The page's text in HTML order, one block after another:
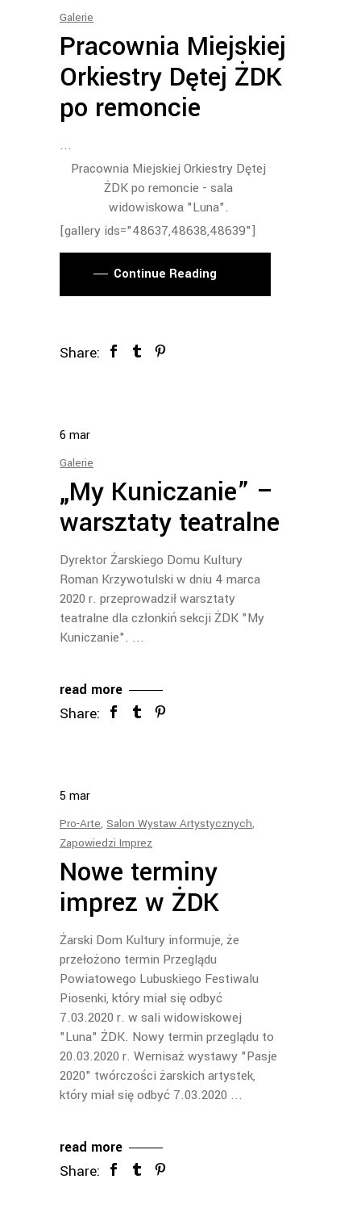
Galerie
Pracownia Miejskiej
Orkiestry Dętej ŻDK
po remoncie
Pracownia Miejskiej Orkiestry Dętej
ŻDK po remoncie - sala
widowiskowa "Luna".
[gallery ids="48637,48638,48639"]
Continue Reading
Share:
6 mar
Galerie
„My Kuniczanie” –
warsztaty teatralne
Dyrektor Żarskiego Domu Kultury
Roman Krzywotulski w dniu 4 marca
2020 r. przeprowadził warsztaty
teatralne dla członkiń sekcji ŻDK "My
Kuniczanie".
read more
Share:
5 mar
Pro-Arte, Salon Wystaw Artystycznych,
Zapowiedzi Imprez
Nowe terminy
imprez w ŻDK
Żarski Dom Kultury informuje, że
przełożono termin Przeglądu
Powiatowego Lubuskiego Festiwalu
Piosenki, który miał się odbyć
7.03.2020 r. w sali widowiskowej
"Luna" ŻDK. Nowy termin przeglądu to
20.03.2020 r. Wernisaż wystawy "Pasje
2020" twórczości żarskich artystek,
który miał się odbyć 7.03.2020
read more
Share: